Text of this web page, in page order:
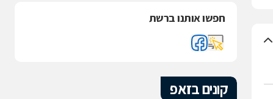
חפשו אותנו ברשת
קונים בזאפ